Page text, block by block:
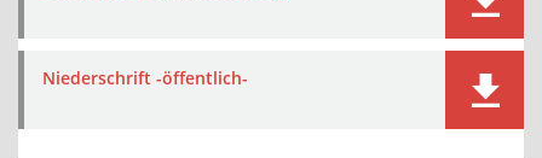
Niederschrift -öffentlich-